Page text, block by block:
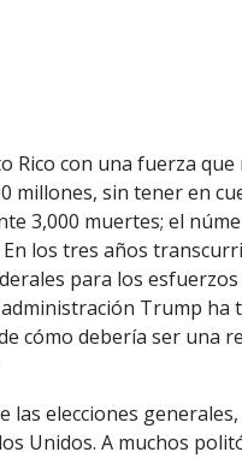
Rico con una fuerza que
millones, sin tener en
3,000 muertes; el
los tres años
para los
Trump ha
cómo debería ser una
las elecciones
Unidos. A muchos